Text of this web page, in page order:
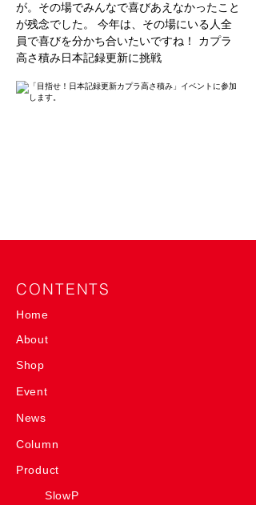
が。その場でみんなで喜びあえなかったこと
が残念でした。 今年は、その場にいる人全
員で喜びを分かち合いたいですね！ カプラ
高さ積み日本記録更新に挑戦
CONTENTS
Home
About
Shop
Event
News
Column
Product
SlowP